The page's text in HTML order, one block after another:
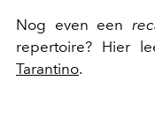
Nog even een
repertoire? Hier
Tarantino.